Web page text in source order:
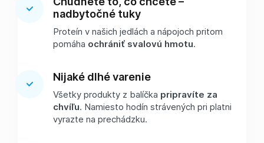
nadbytočné tuky
Proteín v našich jedlách a nápojoch pritom
pomáha ochrániť svalovú hmotu.
Nijaké dlhé varenie
Všetky produkty z balíčka pripravíte za
chvíľu. Namiesto hodín strávených pri platni
vyrazte na prechádzku.